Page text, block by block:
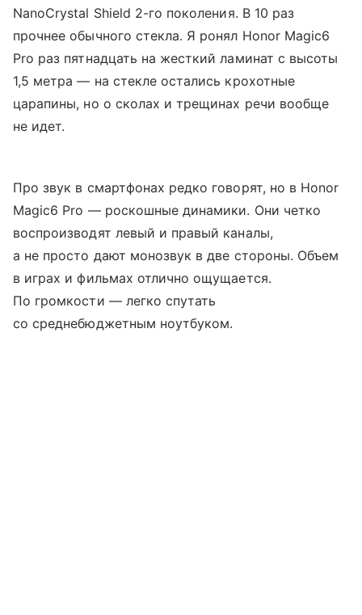
NanoCrystal Shield 2-го поколения. В 10 раз
прочнее обычного стекла. Я ронял Honor Magic6
Pro раз пятнадцать на жесткий ламинат с высоты
1,5 метра — на стекле остались крохотные
царапины, но о сколах и трещинах речи вообще
не идет.
Про звук в смартфонах редко говорят, но в Honor
Magic6 Pro — роскошные динамики. Они четко
воспроизводят левый и правый каналы,
а не просто дают монозвук в две стороны. Объем
в играх и фильмах отлично ощущается.
По громкости — легко спутать
со среднебюджетным ноутбуком.